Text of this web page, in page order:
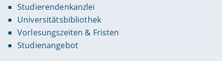
Studierendenkanzlei
Universitätsbibliothek
Vorlesungszeiten & Fristen
Studienangebot